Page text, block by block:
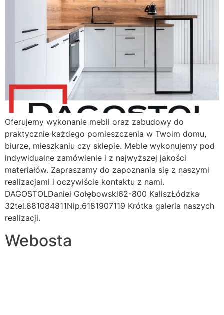
Oferujemy wykonanie mebli oraz zabudowy do
praktycznie każdego pomieszczenia w Twoim domu,
biurze, mieszkaniu czy sklepie. Meble wykonujemy pod
indywidualne zamówienie i z najwyższej jakości
materiałów. Zapraszamy do zapoznania się z naszymi
realizacjami i oczywiście kontaktu z nami.
DAGOSTOLDaniel Gołębowski62-800 KaliszŁódzka
32tel.881084811Nip.6181907119 Krótka galeria naszych
realizacji.
Webosta